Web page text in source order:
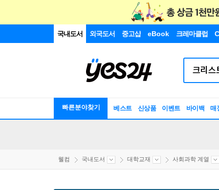
국내도서 외국도서 중고샵 eBook 크레마클럽
빠른분야찾기 베스트 신상품 이벤트 바이백 매
웰컴 국내도서 대학교재 사회과학 계열